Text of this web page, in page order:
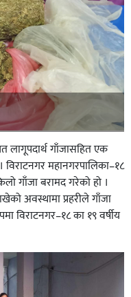
लागूपदार्थ गाँजासहित एक
महानगरपालिका–१८
गाँजा बरामद गरेको हो ।
अवस्थामा प्रहरीले गाँजा
विराटनगर–१८ का १९ वर्षीय